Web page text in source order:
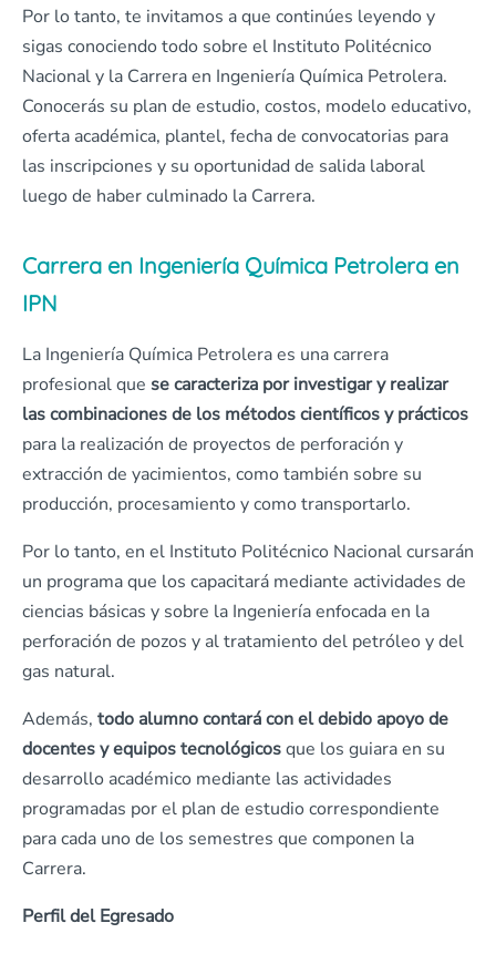
Por lo tanto, te invitamos a que continúes leyendo y
sigas conociendo todo sobre el Instituto Politécnico
Nacional y la Carrera en Ingeniería Química Petrolera.
Conocerás su plan de estudio, costos, modelo educativo,
oferta académica, plantel, fecha de convocatorias para
las inscripciones y su oportunidad de salida laboral
luego de haber culminado la Carrera.
Carrera en Ingeniería Química Petrolera en
IPN
La Ingeniería Química Petrolera es una carrera
profesional que se caracteriza por investigar y realizar
las combinaciones de los métodos científicos y prácticos
para la realización de proyectos de perforación y
extracción de yacimientos, como también sobre su
producción, procesamiento y como transportarlo.
Por lo tanto, en el Instituto Politécnico Nacional cursarán
un programa que los capacitará mediante actividades de
ciencias básicas y sobre la Ingeniería enfocada en la
perforación de pozos y al tratamiento del petróleo y del
gas natural.
Además, todo alumno contará con el debido apoyo de
docentes y equipos tecnológicosque los guiara en su
desarrollo académico mediante las actividades
programadas por el plan de estudio correspondiente
para cada uno de los semestres que componen la
Carrera.
Perfil del Egresado